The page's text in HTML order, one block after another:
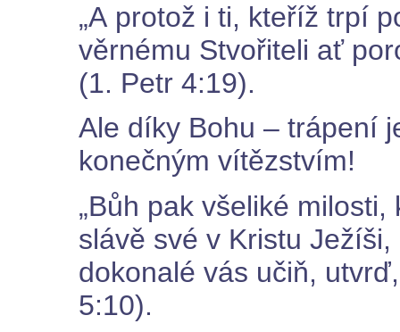
„A protož i ti, kteříž trpí
věrnému Stvořiteli ať
(1. Petr 4:19).
Ale díky Bohu – trápení
konečným vítězstvím!
„Bůh pak všeliké
slávě své v Kristu
dokonalé vás učiň,
5:10).